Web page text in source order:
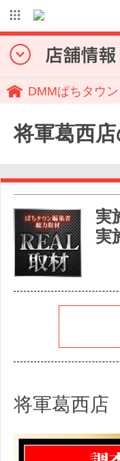
DMMぱちタウン
将軍葛西
実
実
将軍葛西店